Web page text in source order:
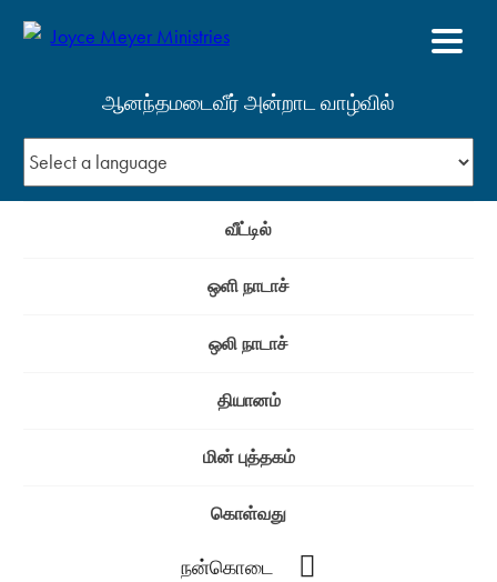
ஆனந்தமடைவீர் அன்றாட வாழ்வில்
வீட்டில்
ஒளி நாடாச்
ஒலி நாடாச்
தியானம்
மின் புத்தகம்
கொள்வது
நன்கொடை